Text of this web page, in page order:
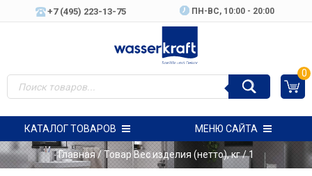
+7 (495) 223-13-75 ПН-ВC, 10:00 - 20:00
0
КАТАЛОГ ТОВАРОВ МЕНЮ САЙТА
Главная/ Товар Вес изделия (нетто), кг / 1